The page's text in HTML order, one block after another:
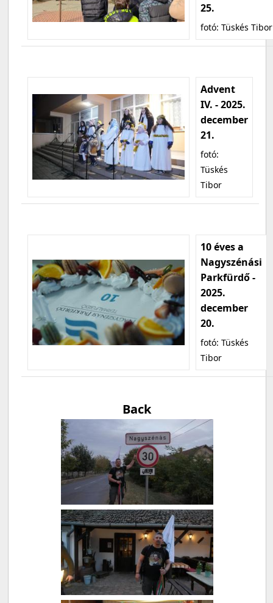
25.
fotó: Tüskés Tibor
Advent
IV. - 2025.
december
21.
fotó:
Tüskés
Tibor
10 éves a
Nagyszénási
Parkfürdő -
2025.
december
20.
fotó: Tüskés
Tibor
Back